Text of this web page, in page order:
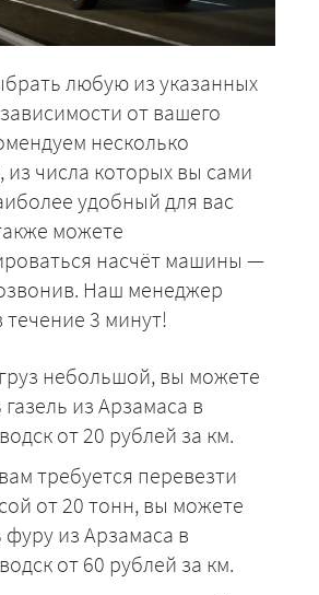
любую из указанных
от вашего
несколько
числа которых вы сами
удобный для вас
можете
насчёт машины —
Наш менеджер
течение 3 минут!
небольшой, вы можете
газель из Арзамаса в
от 20 рублей за км.
требуется перевезти
от 20 тонн, вы можете
фуру из Арзамаса в
от 60 рублей за км.